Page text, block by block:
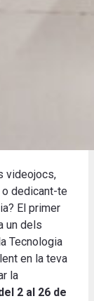
videojocs,
dedicant-te
El primer
un dels
Tecnologia
en la teva
la
2 al 26 de